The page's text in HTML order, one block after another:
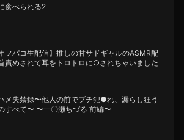
食べられる2
フパコ生配信】推しの甘サドギャルのASMR配
責めされて耳をトロトロに○されちゃいました
メ失禁録〜他人の前でブチ犯●れ、漏らし狂う
メス彼女のすべて〜 〜一〇瀬ちづる 前編〜